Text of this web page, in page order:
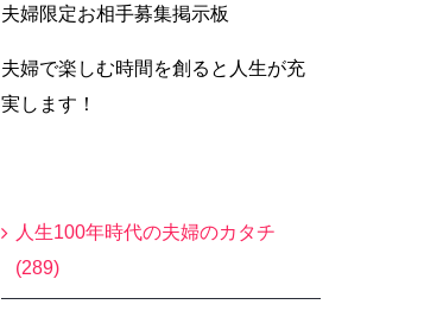
夫婦限定お相手募集掲示板
夫婦で楽しむ時間を創ると人生が充
実します！
人生100年時代の夫婦のカタチ
(289)